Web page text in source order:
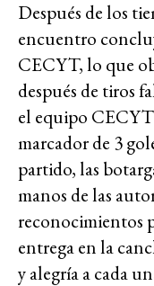
Después de los
encuentro
CECYT, lo que
después de tiros
el equipo
marcador de 3
partido, las
manos de las
reconocimientos
entrega en la
y alegría a cada